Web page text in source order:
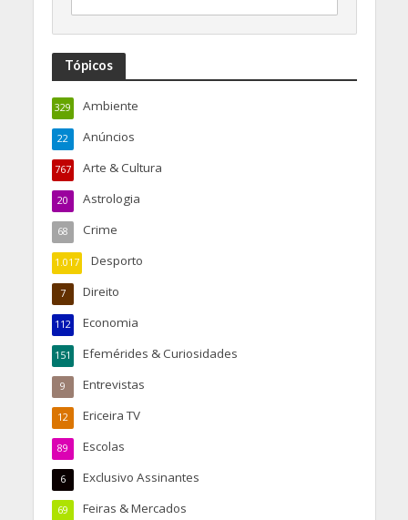
Tópicos
Ambiente
329
Anúncios
22
Arte & Cultura
767
Astrologia
20
Crime
68
Desporto
1.017
Direito
7
Economia
112
Efemérides & Curiosidades
151
Entrevistas
9
Ericeira TV
12
Escolas
89
Exclusivo Assinantes
6
Feiras & Mercados
69